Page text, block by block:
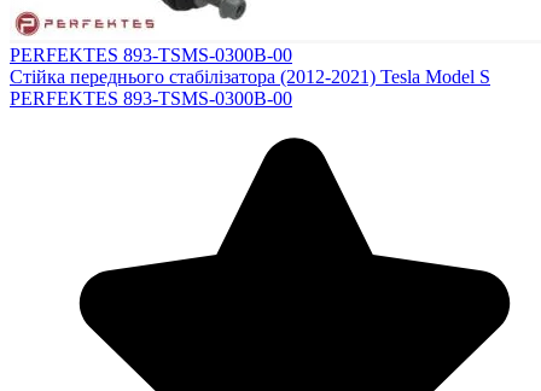
PERFEKTES 893-TSMS-0300B-00
Стійка переднього стабілізатора (2012-2021) Tesla Model S
PERFEKTES 893-TSMS-0300B-00